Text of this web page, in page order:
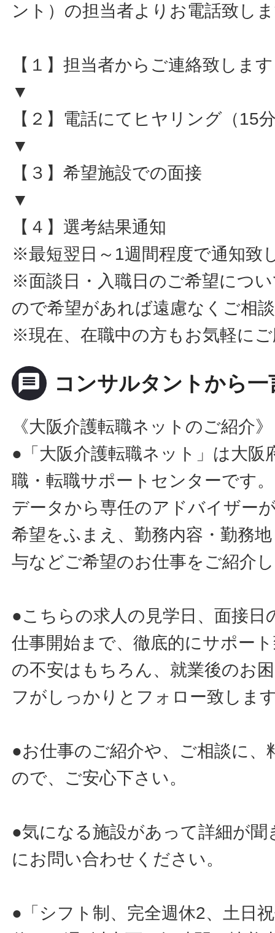
ント）の担当者よりお電話致し
【１】担当者からご連絡致します
▼
【２】電話にてヒヤリング（15
▼
【３】希望施設での面接
▼
【４】選考結果通知
※最短翌日～1週間程度で通知致
※面談日・入職日のご希望につ
ので希望があれば遠慮なくご相
※現在、在職中の方もお気軽に
message コンサルタントから一
《大阪介護転職ネットのご紹介》
●「大阪介護転職ネット」は大阪
職・転職サポートセンターです
データから専任のアドバイザー
希望をふまえ、勤務内容・勤務
与などご希望のお仕事をご紹介
●こちらの求人の見学日、面接日
仕事開始まで、徹底的にサポー
の不安はもちろん、就業後のお
フがしっかりとフォロー致しま
●お仕事のご紹介や、ご相談に
ので、ご安心下さい。
●気になる施設があって詳細が
にお問い合わせください。
●「シフト制、完全週休2、土日